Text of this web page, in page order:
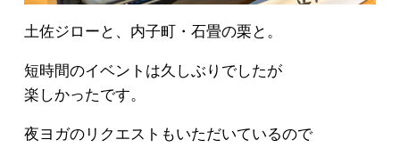
土佐ジローと、内子町・石畳の栗と。
短時間のイベントは久しぶりでしたが
楽しかったです。
夜ヨガのリクエストもいただいているので